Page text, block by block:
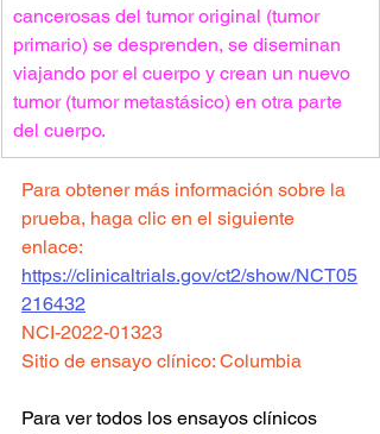
cancerosas del tumor original (tumor
primario) se desprenden, se diseminan
viajando por el cuerpo y crean un nuevo
tumor (tumor metastásico) en otra parte
del cuerpo.
Para obtener más información sobre la
prueba, haga clic en el siguiente
enlace:
https://clinicaltrials.gov/ct2/show/NCT05
216432
NCI-2022-01323
Sitio de ensayo clínico: Columbia
Para ver todos los ensayos clínicos